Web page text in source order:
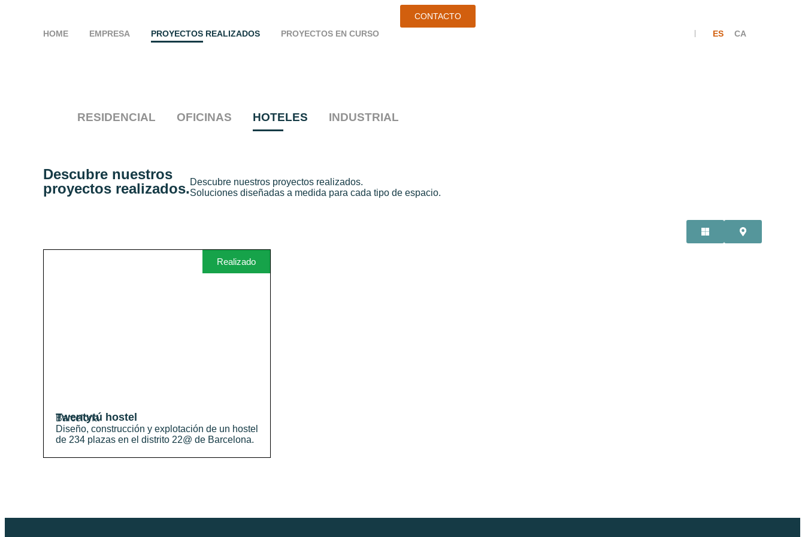
HOME EMPRESA PROYECTOS REALIZADOS PROYECTOS EN CURSO
CONTACTO
ES
CA
RESIDENCIAL OFICINAS HOTELES INDUSTRIAL
Descubre nuestros
proyectos realizados. Descubre nuestros proyectos realizados.
Soluciones diseñadas a medida para cada tipo de espacio.
Realizado
Twentytú hostel
Barcelona
Diseño, construcción y explotación de un hostel
de 234 plazas en el distrito 22@ de Barcelona.